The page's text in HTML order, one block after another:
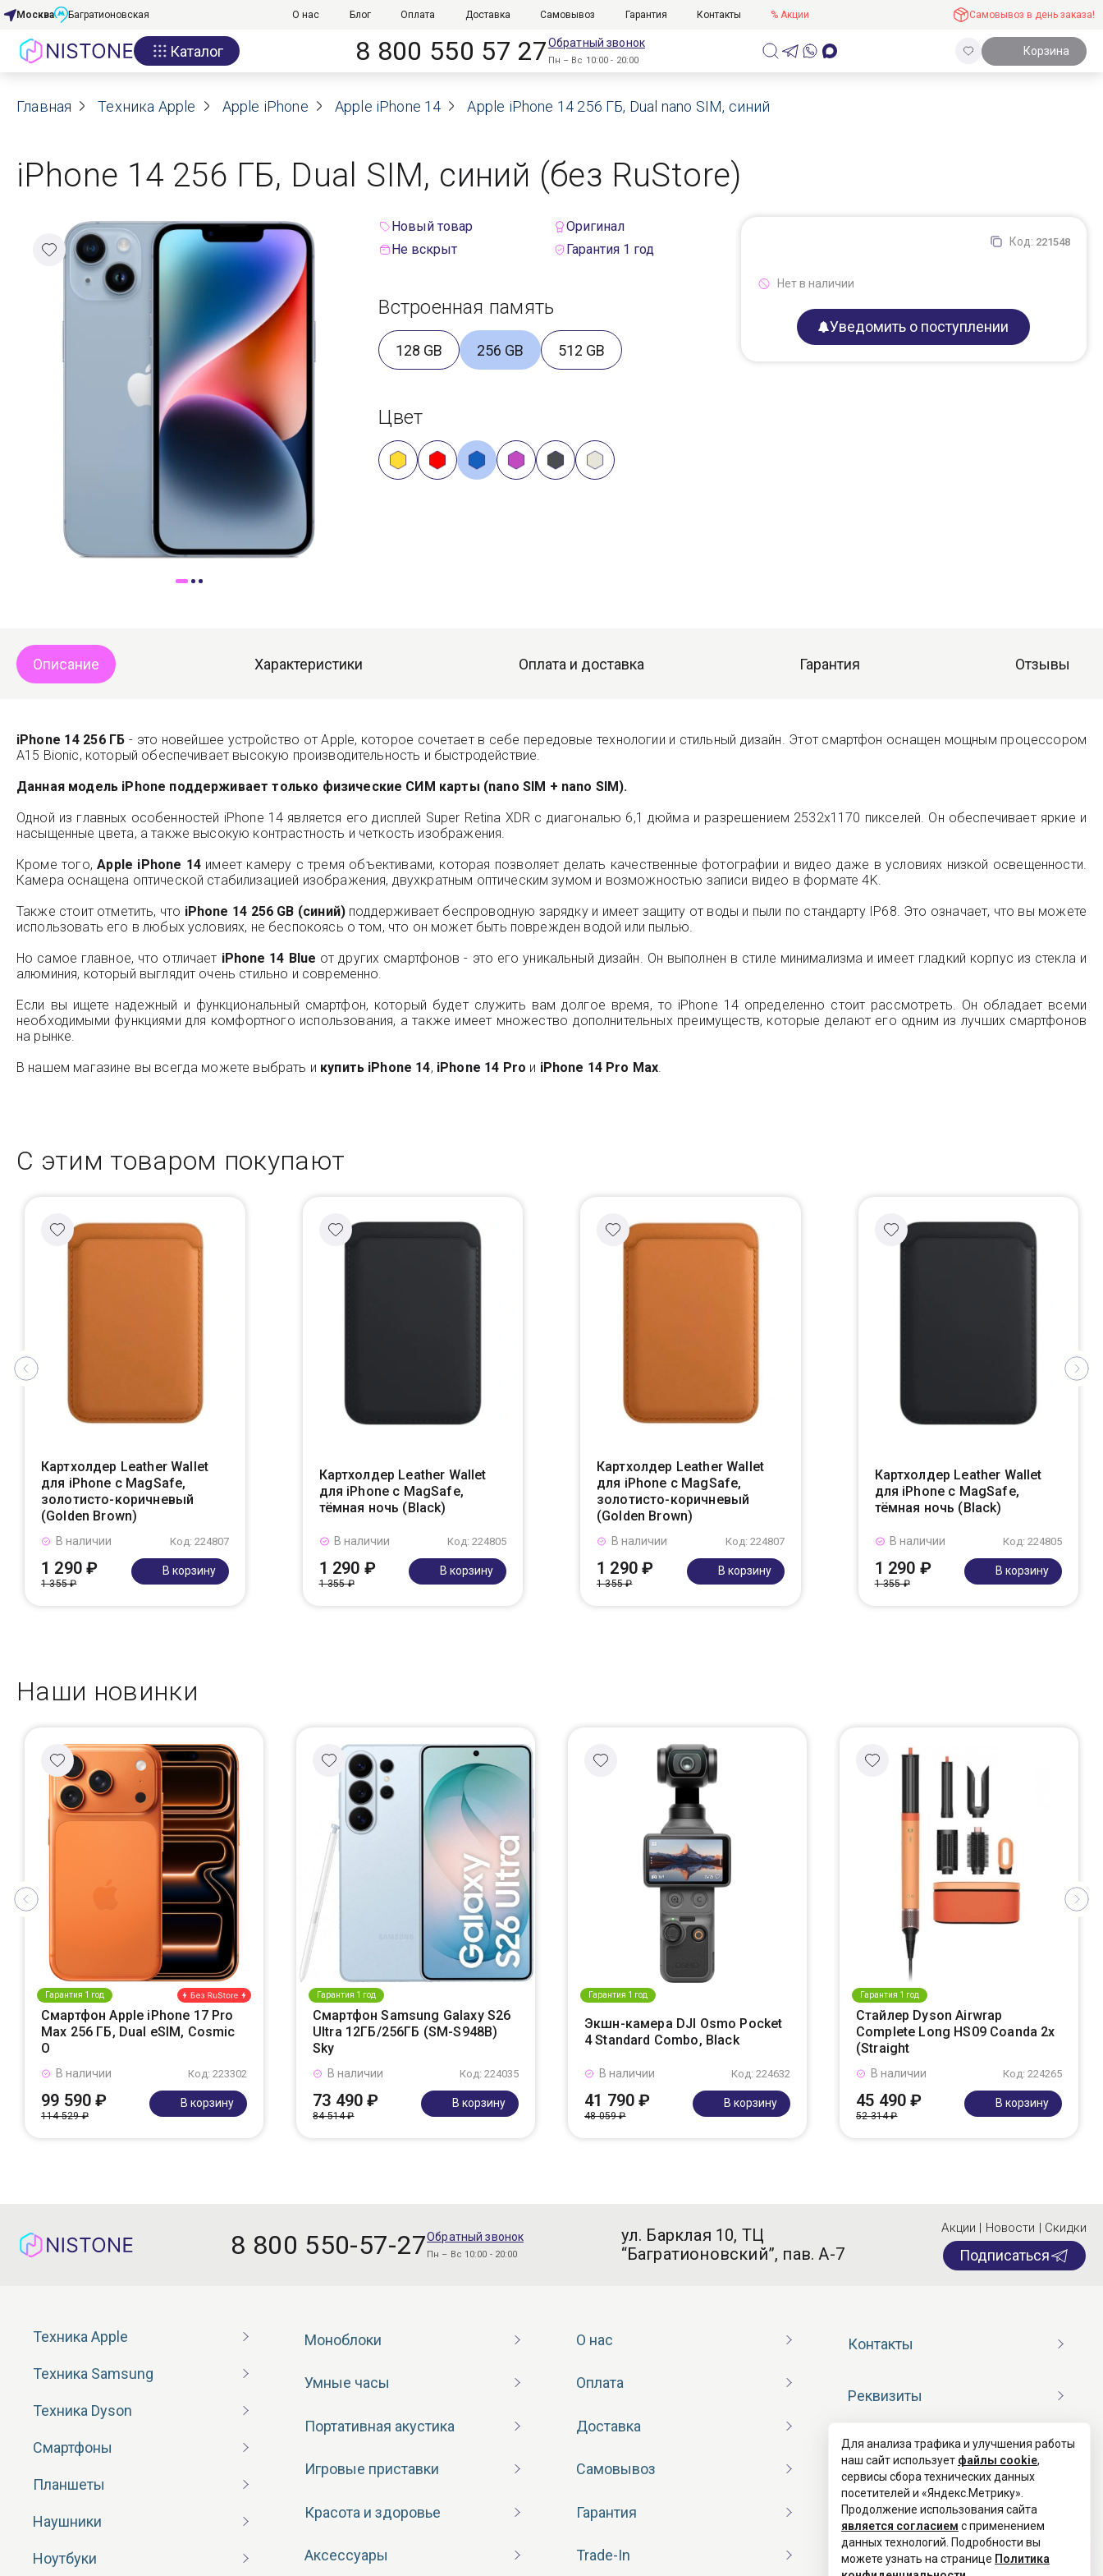
Акции
О нас
Реквизиты
Контакты
Москва Багратионовская О нас Блог Оплата Доставка Самовывоз Гарантия Контакты % Акции Самовывоз в день заказа!
Каталог 8 800 550 57 27Обратный звонок
Пн – Вс 10:00 - 20:00
Корзина
Главная Техника Apple Apple iPhone Apple iPhone 14 Apple iPhone 14 256 ГБ, Dual nano SIM, синий
iPhone 14 256 ГБ, Dual SIM, синий (без RuStore)
Новый товар
Оригинал
Не вскрыт
Гарантия 1 год
Встроенная память
128 GB 256 GB 512 GB
Цвет
Код: 221548
Нет в наличии
Уведомить о поступлении
Описание Характеристики Оплата и доставка Гарантия Отзывы
iPhone 14 256 ГБ - это новейшее устройство от Apple, которое сочетает в себе передовые технологии и стильный дизайн. Этот смартфон оснащен мощным процессором
A15 Bionic, который обеспечивает высокую производительность и быстродействие.
Данная модель iPhone поддерживает только физические СИМ карты (nano SIM + nano SIM).
Одной из главных особенностей iPhone 14 является его дисплей Super Retina XDR с диагональю 6,1 дюйма и разрешением 2532x1170 пикселей. Он обеспечивает яркие и
насыщенные цвета, а также высокую контрастность и четкость изображения.
Кроме того,Apple iPhone 14имеет камеру с тремя объективами, которая позволяет делать качественные фотографии и видео даже в условиях низкой освещенности.
Камера оснащена оптической стабилизацией изображения, двухкратным оптическим зумом и возможностью записи видео в формате 4K.
Также стоит отметить, что iPhone 14 256 GB (синий) поддерживает беспроводную зарядку и имеет защиту от воды и пыли по стандарту IP68. Это означает, что вы можете
использовать его в любых условиях, не беспокоясь о том, что он может быть поврежден водой или пылью.
Но самое главное, что отличает iPhone 14 Blue от других смартфонов - это его уникальный дизайн. Он выполнен в стиле минимализма и имеет гладкий корпус из стекла и
алюминия, который выглядит очень стильно и современно.
Если вы ищете надежный и функциональный смартфон, который будет служить вам долгое время, то iPhone 14 определенно стоит рассмотреть. Он обладает всеми
необходимыми функциями для комфортного использования, а также имеет множество дополнительных преимуществ, которые делают его одним из лучших смартфонов
на рынке.
В нашем магазине вы всегда можете выбрать и купить iPhone 14, iPhone 14 Pro и iPhone 14 Pro Max.
С этим товаром покупают
Картхолдер Leather Wallet
для iPhone с MagSafe,
золотисто-коричневый
(Golden Brown)
Код: 224807
В наличии
1 290 ₽
1 355 ₽
В корзину
Картхолдер Leather Wallet
для iPhone с MagSafe,
тёмная ночь (Black)
Код: 224805
В наличии
1 290 ₽
1 355 ₽
В корзину
Картхолдер Leather Wallet
для iPhone с MagSafe,
золотисто-коричневый
(Golden Brown)
Код: 224807
В наличии
1 290 ₽
1 355 ₽
В корзину
Картхолдер Leather Wallet
для iPhone с MagSafe,
тёмная ночь (Black)
Код: 224805
В наличии
1 290 ₽
1 355 ₽
В корзину
Наши новинки
Гарантия 1 год
Смартфон Apple iPhone 17 Pro
Max 256 ГБ, Dual eSIM, Cosmic
O
Код: 223302
В наличии
99 590 ₽
114 529 ₽
В корзину
Гарантия 1 год
Смартфон Samsung Galaxy S26
Ultra 12ГБ/256ГБ (SM-S948B)
Sky
Код: 224035
В наличии
73 490 ₽
84 514 ₽
В корзину
Гарантия 1 год
Экшн-камера DJI Osmo Pocket
4 Standard Combo, Black
Код: 224632
В наличии
41 790 ₽
48 059 ₽
В корзину
Гарантия 1 год
Стайлер Dyson Airwrap
Complete Long HS09 Coanda 2x
(Straight
Код: 224265
В наличии
45 490 ₽
52 314 ₽
В корзину
8 800 550-57-27Обратный звонок
Пн – Вс 10:00 - 20:00
ул. Барклая 10, ТЦ
“Багратионовский”, пав. А-7
Акции | Новости | Скидки
Подписаться
Техника Apple
Техника Samsung
Техника Dyson
Смартфоны
Планшеты
Наушники
Ноутбуки
Моноблоки
Умные часы
Портативная акустика
Игровые приставки
Красота и здоровье
Аксессуары
О нас
Оплата
Доставка
Самовывоз
Гарантия
Trade-In
Контакты
Реквизиты
Договор оферты
Согласие на обработку ПД
Политика конфиденциальности
Для анализа трафика и улучшения работы
наш сайт использует файлы cookie,
сервисы сбора технических данных
посетителей и «Яндекс.Метрику».
Продолжение использования сайта
является согласием с применением
данных технологий. Подробности вы
можете узнать на странице Политика